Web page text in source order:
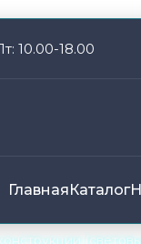
10.00-18.00
ГлавнаяКаталог